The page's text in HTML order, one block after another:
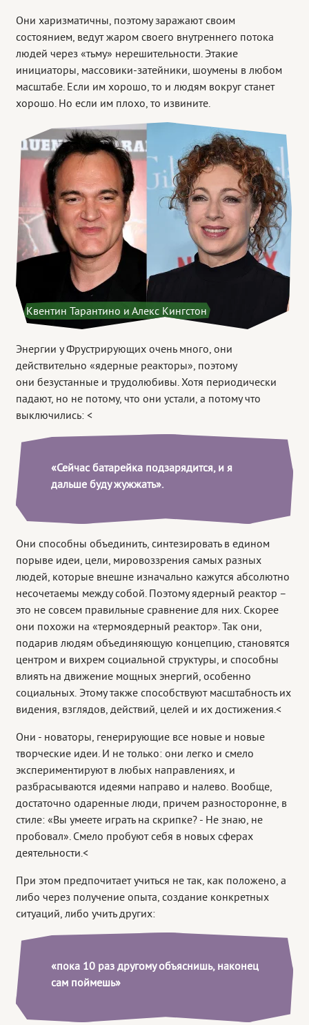
Они харизматичны, поэтому заражают своим
состоянием, ведут жаром своего внутреннего потока
людей через «тьму» нерешительности. Этакие
инициаторы, массовики-затейники, шоумены в любом
масштабе. Если им хорошо, то и людям вокруг станет
хорошо. Но если им плохо, то извините.
Квентин Тарантино и Алекс Кингстон
Энергии у Фрустрирующих очень много, они
действительно «ядерные реакторы», поэтому
они безустанные и трудолюбивы. Хотя периодически
падают, но не потому, что они устали, а потому что
выключились: <
«Сейчас батарейка подзарядится, и я
дальше буду жужжать».
Они способны объединить, синтезировать в едином
порыве идеи, цели, мировоззрения самых разных
людей, которые внешне изначально кажутся абсолютно
несочетаемы между собой. Поэтому ядерный реактор –
это не совсем правильные сравнение для них. Скорее
они похожи на «термоядерный реактор». Так они,
подарив людям объединяющую концепцию, становятся
центром и вихрем социальной структуры, и способны
влиять на движение мощных энергий, особенно
социальных. Этому также способствуют масштабность их
видения, взглядов, действий, целей и их достижения.<
Они - новаторы, генерирующие все новые и новые
творческие идеи. И не только: они легко и смело
экспериментируют в любых направлениях, и
разбрасываются идеями направо и налево. Вообще,
достаточно одаренные люди, причем разносторонне, в
стиле: «Вы умеете играть на скрипке? - Не знаю, не
пробовал». Смело пробуют себя в новых сферах
деятельности.<
При этом предпочитает учиться не так, как положено, а
либо через получение опыта, создание конкретных
ситуаций, либо учить других:
«пока 10 раз другому объяснишь, наконец
сам поймешь»